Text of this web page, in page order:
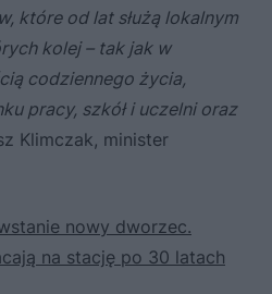
które od lat służą lokalnym
kolej – tak jak w
codziennego życia,
pracy, szkół i uczelni oraz
Klimczak, minister
nowy dworzec.
na stację po 30 latach